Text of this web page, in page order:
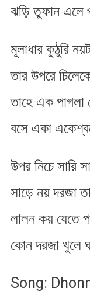
ঝড়ি তুফান এলে
মূলাধার কুঠুরি
তার উপরে
তাহে এক পাগলা
বসে একা
উপর নিচে সারি
সাড়ে নয় দরজা
লালন কয় যেতে
কোন দরজা খুলে
Song: